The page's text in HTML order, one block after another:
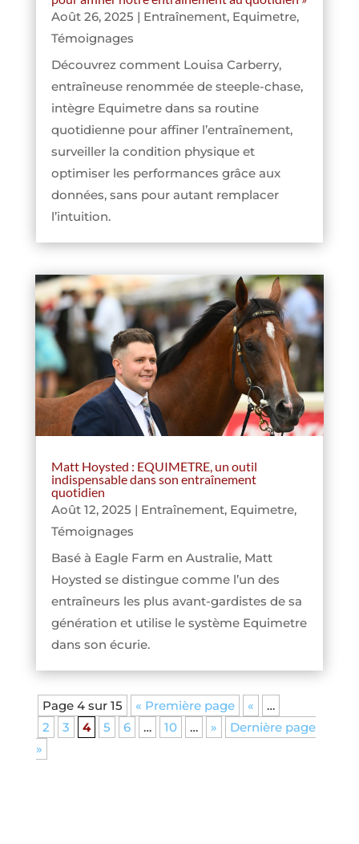
Août 26, 2025 | Entraînement, Equimetre,
Témoignages
Découvrez comment Louisa Carberry,
entraîneuse renommée de steeple-chase,
intègre Equimetre dans sa routine
quotidienne pour affiner l’entraînement,
surveiller la condition physique et
optimiser les performances grâce aux
données, sans pour autant remplacer
l’intuition.
Matt Hoysted : EQUIMETRE, un outil
indispensable dans son entraînement
quotidien
Août 12, 2025 | Entraînement, Equimetre,
Témoignages
Basé à Eagle Farm en Australie, Matt
Hoysted se distingue comme l’un des
entraîneurs les plus avant-gardistes de sa
génération et utilise le système Equimetre
dans son écurie.
Page 4 sur 15 « Première page «
…
2
3 4 5 6 … 10 … »
Dernière page
»